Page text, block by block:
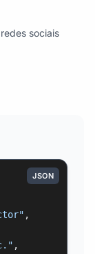
sociais
JSON
,
,